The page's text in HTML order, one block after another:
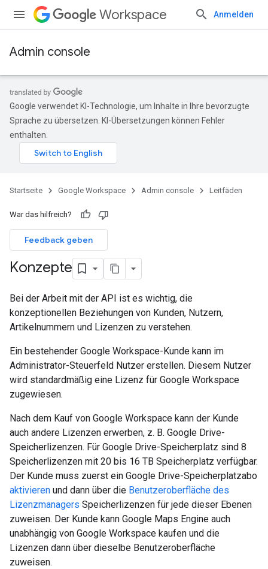
Workspace Anmelden
Admin console
Google verwendet KI-Technologie, um Inhalte in Ihre bevorzugte
Sprache zu übersetzen. KI-Übersetzungen können Fehler
enthalten.
Startseite Google Workspace Admin console Leitfäden
War das hilfreich?
Feedback geben
Konzepte
Bei der Arbeit mit der API ist es wichtig, die
konzeptionellen Beziehungen von Kunden, Nutzern,
Artikelnummern und Lizenzen zu verstehen.
Ein bestehender Google Workspace-Kunde kann im
Administrator-Steuerfeld Nutzer erstellen. Diesem Nutzer
wird standardmäßig eine Lizenz für Google Workspace
zugewiesen.
Nach dem Kauf von Google Workspace kann der Kunde
auch andere Lizenzen erwerben, z. B. Google Drive-
Speicherlizenzen. Für Google Drive-Speicherplatz sind 8
Speicherlizenzen mit 20 bis 16 TB Speicherplatz verfügbar.
Der Kunde muss zuerst ein Google Drive-Speicherplatzabo
aktivieren und dann über die Benutzeroberfläche des
Lizenzmanagers Speicherlizenzen für jede dieser Ebenen
zuweisen. Der Kunde kann Google Maps Engine auch
unabhängig von Google Workspace kaufen und die
Lizenzen dann über dieselbe Benutzeroberfläche
zuweisen.